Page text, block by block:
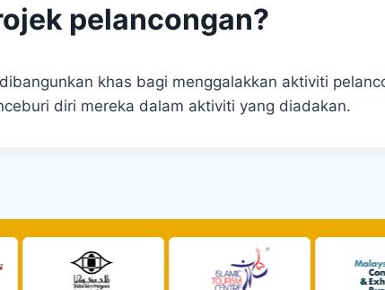
pelancongan?
khas bagi menggalakkan aktiviti
diri mereka dalam aktiviti yang diadakan.